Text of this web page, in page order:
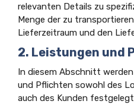
relevanten Details zu
Menge der zu
Lieferzeitraum und den
2. Leistungen und
In diesem Abschnitt
und Pflichten sowohl des
auch des Kunden